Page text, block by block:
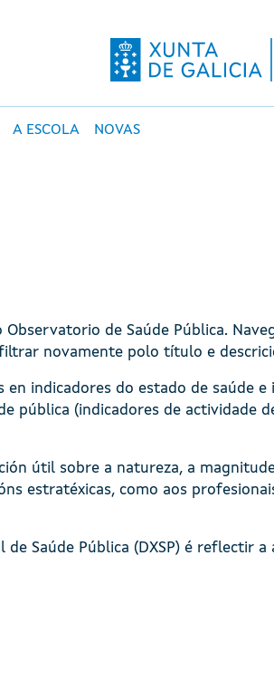
PÚBLICA
A ESCOLA NOVAS
de Saúde Pública.
novamente polo título e
indicadores do estado de saúde e
pública (indicadores de actividade
útil sobre a natureza, a
estratéxicas, como aos
Saúde Pública (DXSP) é reflectir